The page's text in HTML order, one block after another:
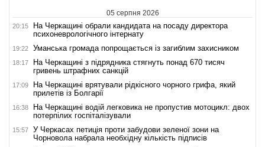
05 серпня 2026
20:15
На Черкащині обрали кандидата на посаду директора
психоневрологічного інтернату
19:22 Уманська громада попрощається із загиблим захисником
18:17
На Черкащині з підрядника стягнуть понад 670 тисяч
гривень штрафних санкцій
17:09
На Черкащині врятували рідкісного чорного грифа, який
прилетів із Болгарії
16:38
На Черкащині водій легковика не пропустив мотоцикл: двох
потерпілих госпіталізували
15:57
У Черкасах петиція проти забудови зеленої зони на
Чорновола набрала необхідну кількість підписів